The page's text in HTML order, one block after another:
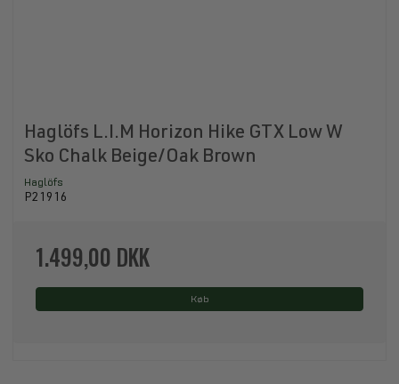
Haglöfs L.I.M Horizon Hike GTX Low W
Sko Chalk Beige/Oak Brown
Haglöfs
P21916
1.499,00 DKK
Køb